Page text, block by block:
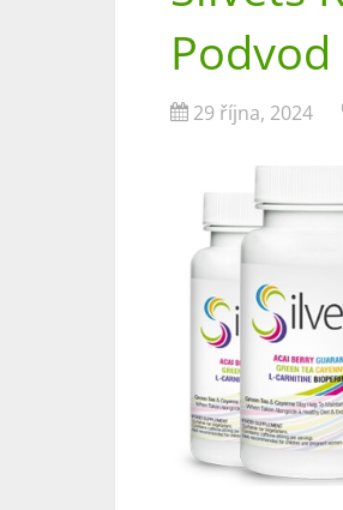
29 října, 2024